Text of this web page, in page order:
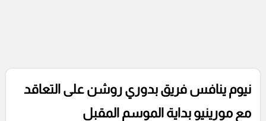
نيوم ينافس فريق بدوري روشن على التعاقد
مع مورينيو بداية الموسم المقبل